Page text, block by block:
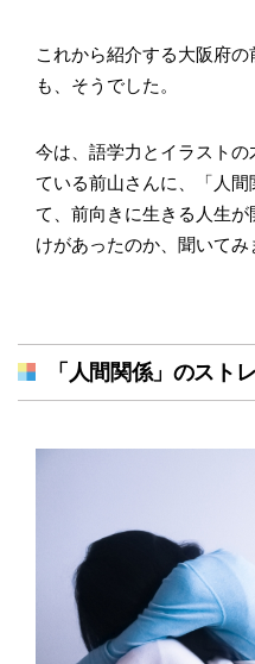
これから紹介する大阪府の
も、そうでした。
今は、語学力とイラスト
ている前山さんに、「人間
て、前向きに生きる人生
けがあったのか、聞いてみ
「人間関係」のスト